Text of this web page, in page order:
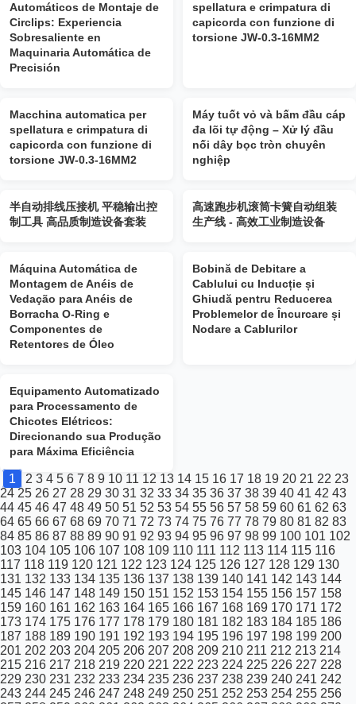
Automáticos de Montaje de
Circlips: Experiencia
Sobresaliente en
Maquinaria Automática de
Precisión
spellatura e crimpatura di
capicorda con funzione di
torsione JW-0.3-16MM2
Macchina automatica per
spellatura e crimpatura di
capicorda con funzione di
torsione JW-0.3-16MM2
Máy tuốt vỏ và bấm đầu cáp
đa lõi tự động – Xử lý đầu
nối dây bọc tròn chuyên
nghiệp
半自动排线压接机 平稳输出控
制工具 高品质制造设备套装
高速跑步机滚筒卡簧自动组装
生产线 - 高效工业制造设备
Máquina Automática de
Montagem de Anéis de
Vedação para Anéis de
Borracha O-Ring e
Componentes de
Retentores de Óleo
Bobină de Debitare a
Cablului cu Inducție și
Ghiudă pentru Reducerea
Problemelor de Încurcare și
Nodare a Cablurilor
Equipamento Automatizado
para Processamento de
Chicotes Elétricos:
Direcionando sua Produção
para Máxima Eficiência
1 2 3 4 5 6 7 8 9 10 11 12 13 14 15 16 17 18 19 20 21 22 23
24 25 26 27 28 29 30 31 32 33 34 35 36 37 38 39 40 41 42 43
44 45 46 47 48 49 50 51 52 53 54 55 56 57 58 59 60 61 62 63
64 65 66 67 68 69 70 71 72 73 74 75 76 77 78 79 80 81 82 83
84 85 86 87 88 89 90 91 92 93 94 95 96 97 98 99 100 101 102
103 104 105 106 107 108 109 110 111 112 113 114 115 116
117 118 119 120 121 122 123 124 125 126 127 128 129 130
131 132 133 134 135 136 137 138 139 140 141 142 143 144
145 146 147 148 149 150 151 152 153 154 155 156 157 158
159 160 161 162 163 164 165 166 167 168 169 170 171 172
173 174 175 176 177 178 179 180 181 182 183 184 185 186
187 188 189 190 191 192 193 194 195 196 197 198 199 200
201 202 203 204 205 206 207 208 209 210 211 212 213 214
215 216 217 218 219 220 221 222 223 224 225 226 227 228
229 230 231 232 233 234 235 236 237 238 239 240 241 242
243 244 245 246 247 248 249 250 251 252 253 254 255 256